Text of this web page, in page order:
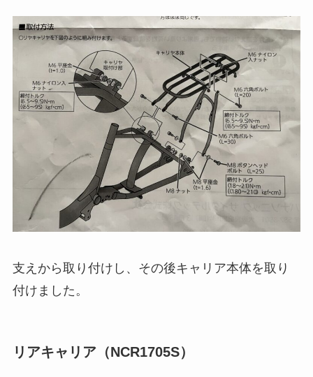
支えから取り付けし、その後キャリア本体を取り
付けました。
リアキャリア（NCR1705S）